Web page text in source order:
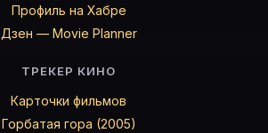
Профиль на Хабре
Дзен — Movie Planner
ТРЕКЕР КИНО
Карточки фильмов
Горбатая гора (2005)